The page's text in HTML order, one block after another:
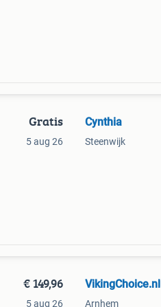
Gratis
5 aug 26
Cynthia
Steenwijk
€ 149,96
5 aug 26
VikingChoice.nl
Arnhem